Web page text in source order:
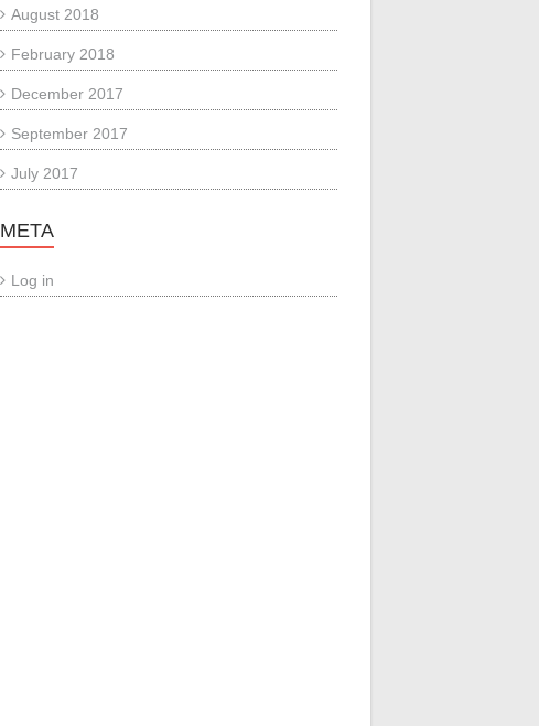
August 2018
February 2018
December 2017
September 2017
July 2017
META
Log in